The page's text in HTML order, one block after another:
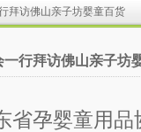
拜访佛山亲子坊婴童百货
一行拜访佛山亲子坊
省孕婴童用